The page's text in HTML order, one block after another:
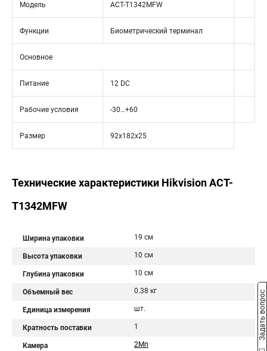
Модель ACT-T1342MFW
Функции Биометрический терминал
Основное
Питание 12 DC
Рабочие условия -30…+60
Размер 92х182х25
Технические характеристики Hikvision ACT-
T1342MFW
Ширина упаковки 19 см
Высота упаковки 10 см
Глубина упаковки 10 см
Объемный вес 0.38 кг
Единица измерения шт.
Кратность поставки 1
Камера 2Мп
Задать вопрос